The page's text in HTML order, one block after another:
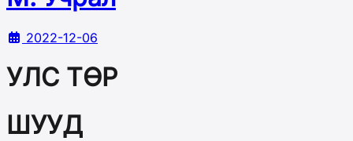
2022-12-06
УЛС ТӨР
ШУУД